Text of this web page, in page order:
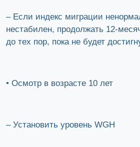
– Если индекс миграции
нестабилен, продолжать 12-
до тех пор, пока не будет
• Осмотр в возрасте 10 лет
– Установить уровень WGH